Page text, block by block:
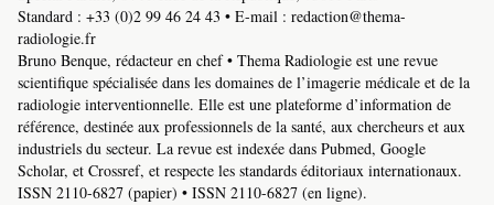
Standard : +33 (0)2 99 46 24 43 • E-mail : redaction@thema-
radiologie.fr
Bruno Benque, rédacteur en chef • Thema Radiologie est une revue
scientifique spécialisée dans les domaines de l’imagerie médicale et de la
radiologie interventionnelle. Elle est une plateforme d’information de
référence, destinée aux professionnels de la santé, aux chercheurs et aux
industriels du secteur. La revue est indexée dans Pubmed, Google
Scholar, et Crossref, et respecte les standards éditoriaux internationaux.
ISSN 2110-6827 (papier) • ISSN 2110-6827 (en ligne).